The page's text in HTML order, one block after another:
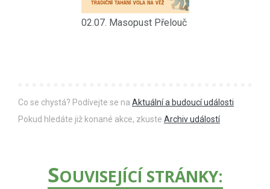
02.07. Masopust Přelouč
Co se chystá? Podívejte se na Aktuální a budoucí události
Pokud hledáte již konané akce, zkuste Archiv událostí
SOUVISEJÍCÍ STRÁNKY: